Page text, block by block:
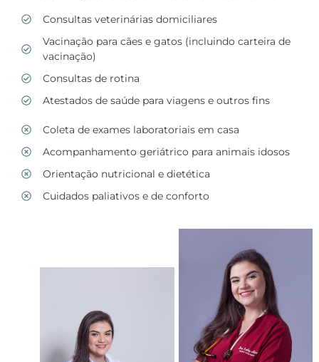
Consultas veterinárias domiciliares
Vacinação para cães e gatos (incluindo carteira de
vacinação)
Consultas de rotina
Atestados de saúde para viagens e outros fins
Coleta de exames laboratoriais em casa
Acompanhamento geriátrico para animais idosos
Orientação nutricional e dietética
Cuidados paliativos e de conforto